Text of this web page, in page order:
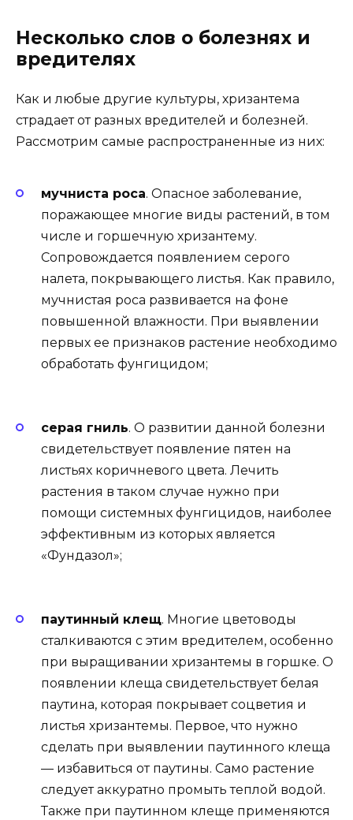
Несколько слов о болезнях и
вредителях
Как и любые другие культуры, хризантема
страдает от разных вредителей и болезней.
Рассмотрим самые распространенные из них:
мучниста роса. Опасное заболевание,
поражающее многие виды растений, в том
числе и горшечную хризантему.
Сопровождается появлением серого
налета, покрывающего листья. Как правило,
мучнистая роса развивается на фоне
повышенной влажности. При выявлении
первых ее признаков растение необходимо
обработать фунгицидом;
серая гниль. О развитии данной болезни
свидетельствует появление пятен на
листьях коричневого цвета. Лечить
растения в таком случае нужно при
помощи системных фунгицидов, наиболее
эффективным из которых является
«Фундазол»;
паутинный клещ. Многие цветоводы
сталкиваются с этим вредителем, особенно
при выращивании хризантемы в горшке. О
появлении клеща свидетельствует белая
паутина, которая покрывает соцветия и
листья хризантемы. Первое, что нужно
сделать при выявлении паутинного клеща
— избавиться от паутины. Само растение
следует аккуратно промыть теплой водой.
Также при паутинном клеще применяются